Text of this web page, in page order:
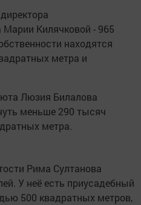
Марии Килячковой - 965
находятся
метра и
Люзия Билалова
меньше 290 тысяч
метра.
Рима Султанова
У неё есть приусадебный
500 квадратных метров,